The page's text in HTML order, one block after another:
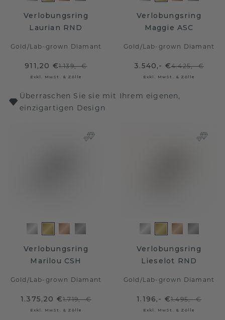
Verlobungsring
Laurian RND
Gold /Lab-grown Diamant
911,20 €1.139,- €
Exkl. MwSt. & Zölle
Verlobungsring
Maggie ASC
Gold /Lab-grown Diamant
3.540,- €4.425,- €
Exkl. MwSt. & Zölle
Überraschen Sie sie mit Ihrem eigenen,
einzigartigen Design
Verlobungsring
Marilou CSH
Gold /Lab-grown Diamant
1.375,20 €1.719,- €
Exkl. MwSt. & Zölle
Verlobungsring
Lieselot RND
Gold /Lab-grown Diamant
1.196,- €1.495,- €
Exkl. MwSt. & Zölle